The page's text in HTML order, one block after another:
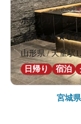
ホテルリブマッ
★★★ ★★0.0
山形県 / 天童駅
日帰り
宿泊
宮城